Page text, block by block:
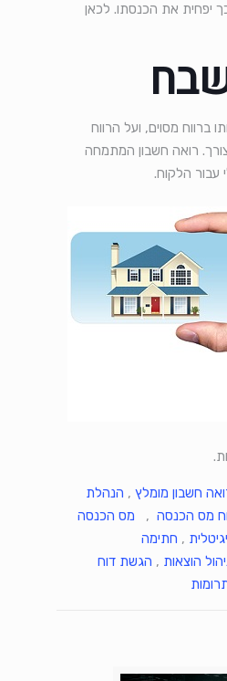
יפחית את הכנסתו. לכאן
כלשהו מכרתם אותו ברווח מסוים, ועל הרווח
צורך. רואה חשבון המתמחה
עבור הלקוח.
חשבון מומלץ , הנהלת
מס הכנסה , מס הכנסה
, חתימה
הוצאות , הגשת דוח